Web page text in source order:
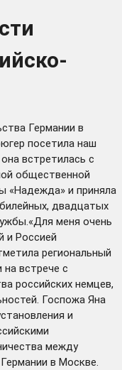
Германии в
посетила наш
встретилась с
общественной
«Надежда» и приняла
двадцатых
меня очень
и Россией
региональный
встрече с
российских немцев,
Госпожа Яна
и
между
в Москве.